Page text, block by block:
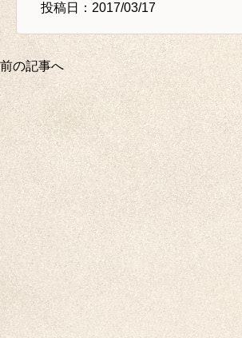
投稿日：2017/03/17
前の記事へ